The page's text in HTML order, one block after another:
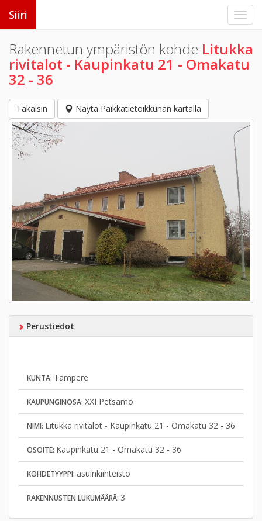
Siiri
Rakennetun ympäristön kohde Litukka
rivitalot - Kaupinkatu 21 - Omakatu
32 - 36
Takaisin Näytä Paikkatietoikkunan kartalla
Perustiedot
KUNTA: Tampere
KAUPUNGINOSA: XXI Petsamo
NIMI: Litukka rivitalot - Kaupinkatu 21 - Omakatu 32 - 36
OSOITE: Kaupinkatu 21 - Omakatu 32 - 36
KOHDETYYPPI: asuinkiinteistö
RAKENNUSTEN LUKUMÄÄRÄ: 3